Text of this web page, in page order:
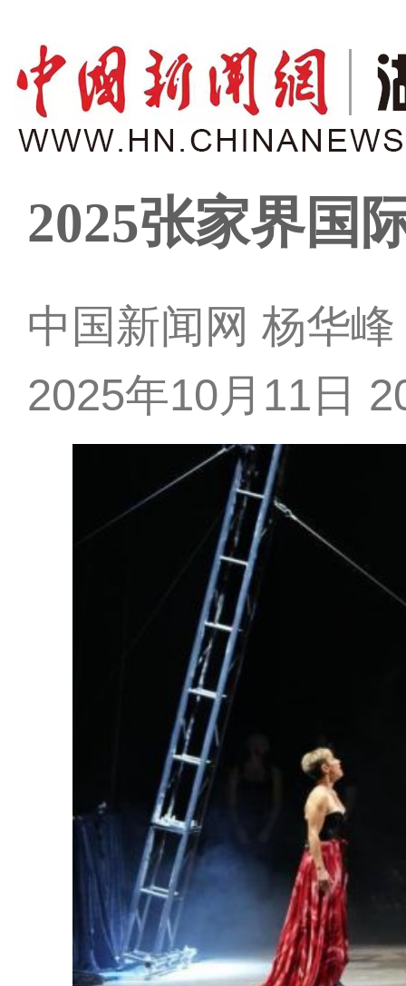
2025张家界国
中国新闻网 杨华峰
2025年10月11日